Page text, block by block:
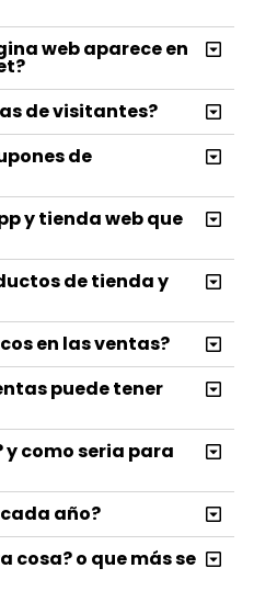
web aparece en
de visitantes?
de
y tienda web que
de tienda y
en las ventas?
puede tener
y como seria para
año?
cosa? o que más se